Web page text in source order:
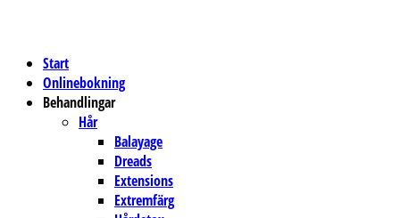
Start
Onlinebokning
Behandlingar
Hår
Balayage
Dreads
Extensions
Extremfärg